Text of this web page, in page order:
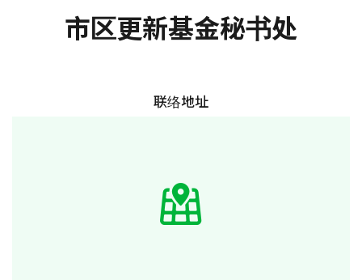
市区更新基金秘书处
联络地址